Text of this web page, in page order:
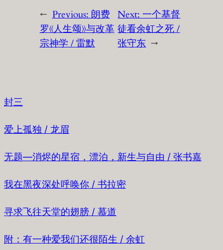
← Previous:朗费
罗《人生颂》与改革
宗神学 / 雷默
Next:一个基督
徒看余虹之死 /
张守东 →
封三
爱上孤独 / 龙眉
无题—消烬的星宿，漂泊，新生与自由 / 张书嘉
我在黑夜深处呼唤你 / 书拉密
寻求飞往天堂的翅膀 / 慕道
附：有一种爱我们还很陌生 / 余虹